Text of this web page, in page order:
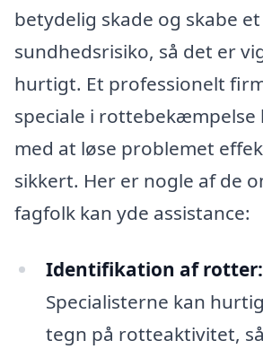
betydelig skade og skabe et
sundhedsrisiko, så det er
hurtigt. Et professionelt
speciale i
med at løse problemet
sikkert. Her er nogle af de
fagfolk kan yde assistance:
Identifikation af rotter:
Specialisterne kan
tegn på rotteaktivitet,